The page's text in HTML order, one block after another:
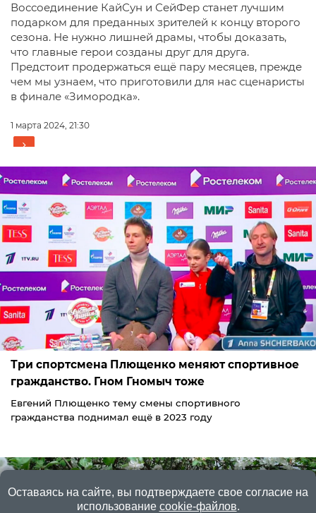
Воссоединение КайСун и СейФер станет лучшим
подарком для преданных зрителей к концу второго
сезона. Не нужно лишней драмы, чтобы доказать,
что главные герои созданы друг для друга.
Предстоит продержаться ещё пару месяцев, прежде
чем мы узнаем, что приготовили для нас сценаристы
в финале «Зимородка».
1 марта 2024, 21:30
Три спортсмена Плющенко меняют спортивное
гражданство. Гном Гномыч тоже
Евгений Плющенко тему смены спортивного
гражданства поднимал ещё в 2023 году
Оставаясь на сайте, вы подтверждаете свое согласие на
использование cookie-файлов.